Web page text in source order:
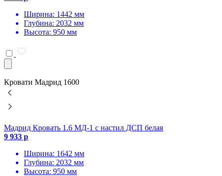
Ширина: 1442 мм
Глубина: 2032 мм
Высота: 950 мм
Кровати Мадрид 1600
Мадрид Кровать 1.6 МД-1 с настил ДСП белая
9 933 р
Ширина: 1642 мм
Глубина: 2032 мм
Высота: 950 мм